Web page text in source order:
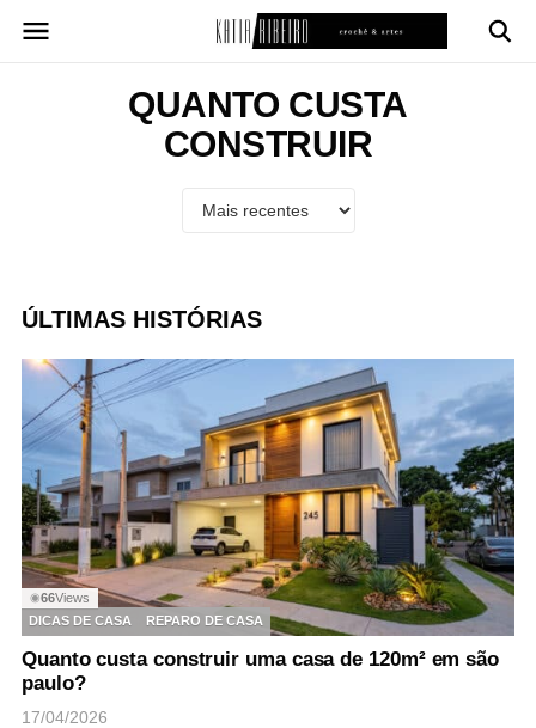
para
QUANTO CUSTA
CONSTRUIR
ÚLTIMAS HISTÓRIAS
◉66Views
DICAS DE CASA
REPARO DE CASA
Quanto custa construir uma casa de 120m² em são
paulo?
17/04/2026